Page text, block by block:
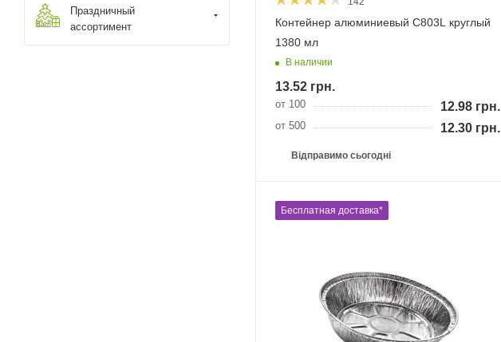
Контейнер алюминиевый C803L круглый
1380 мл
В наличии
13.52 грн.
от 100 12.98грн.
от 500 12.30грн.
Відправимо сьогодні
Бесплатная доставка*
Праздничный
ассортимент